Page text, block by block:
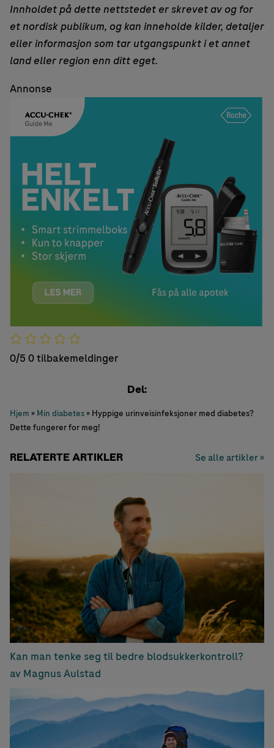
Innholdet på dette nettstedet er skrevet av og for
et nordisk publikum, og kan inneholde kilder, detaljer
eller informasjon som tar utgangspunkt i et annet
land eller region enn ditt eget.
Annonse
0/5 0 tilbakemeldinger
Del:
Hjem » Min diabetes» Hyppige urinveisinfeksjoner med diabetes?
Dette fungerer for meg!
RELATERTE ARTIKLER Se alle artikler »
Kan man tenke seg til bedre blodsukkerkontroll?
av Magnus Aulstad